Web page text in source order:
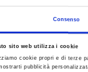
Consenso
sito web utilizza i cookie
cookie propri e di terze
pubblicità
T F S
1